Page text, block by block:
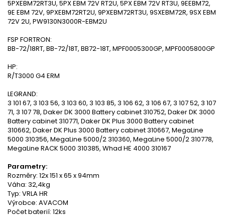
5PXEBM72RT3U, 5PX EBM 72V RT2U, 5PX EBM 72V RT3U, 9EEBM72,
9E EBM 72V, 9PXEBM72RT2U, 9PXEBM72RT3U, 9SXEBM72R, 9SX EBM
72V 2U, PW9130N3000R-EBM2U
FSP FORTRON:
BB-72/18RT, BB-72/18T, BB72-18T, MPF0005300GP, MPF0005800GP
HP:
R/T3000 G4 ERM
LEGRAND:
3 101 67, 3 103 56, 3 103 60, 3 103 85, 3 106 62, 3 106 67, 3 107 52, 3 107
71, 3 107 78, Daker DK 3000 Battery cabinet 310752, Daker DK 3000
Battery cabinet 310771, Daker DK Plus 3000 Battery cabinet
310662, Daker DK Plus 3000 Battery cabinet 310667, MegaLine
5000 310356, MegaLine 5000/2 310360, MegaLine 5000/2 310778,
MegaLine RACK 5000 310385, Whad HE 4000 310167
Parametry:
Rozměry: 12x 151 x 65 x 94mm
Váha: 32,4kg
Typ: VRLA HR
Výrobce: AVACOM
Počet baterií: 12ks